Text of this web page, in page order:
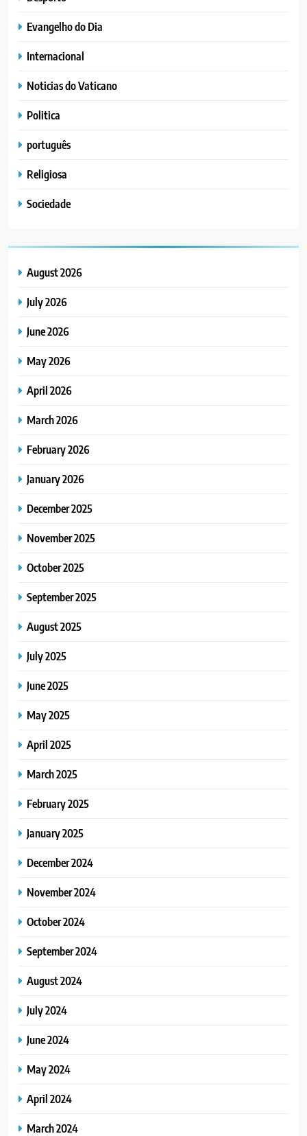
Evangelho do Dia
Internacional
Noticias do Vaticano
Politica
português
Religiosa
Sociedade
August 2026
July 2026
June 2026
May 2026
April 2026
March 2026
February 2026
January 2026
December 2025
November 2025
October 2025
September 2025
August 2025
July 2025
June 2025
May 2025
April 2025
March 2025
February 2025
January 2025
December 2024
November 2024
October 2024
September 2024
August 2024
July 2024
June 2024
May 2024
April 2024
March 2024